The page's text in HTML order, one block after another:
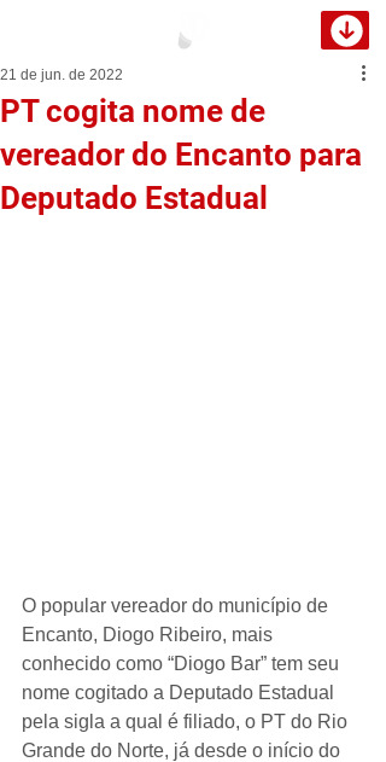
PT cogita nome de
vereador do Encanto para
Deputado Estadual
21 de jun. de 2022
O popular vereador do município de
Encanto, Diogo Ribeiro, mais
conhecido como “Diogo Bar” tem seu
nome cogitado a Deputado Estadual
pela sigla a qual é filiado, o PT do Rio
Grande do Norte, já desde o início do